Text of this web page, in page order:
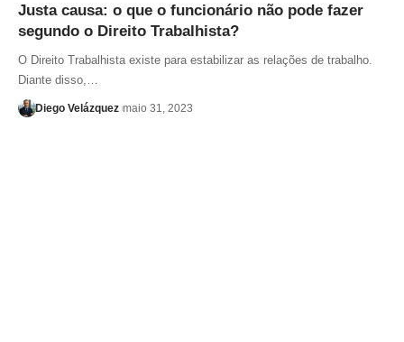
Justa causa: o que o funcionário não pode fazer
segundo o Direito Trabalhista?
O Direito Trabalhista existe para estabilizar as relações de trabalho.
Diante disso,…
Diego Velázquez maio 31, 2023